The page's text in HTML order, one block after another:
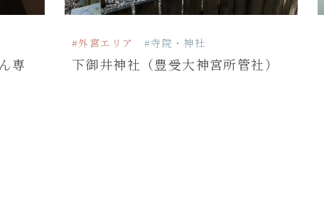
専
#外宮エリア #寺院・神社
下御井神社（豊受大神宮所管社）